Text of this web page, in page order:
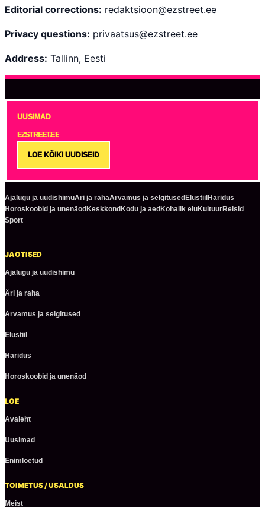
Editorial corrections: redaktsioon@ezstreet.ee
Privacy questions: privaatsus@ezstreet.ee
Address: Tallinn, Eesti
UUSIMAD
EZSTREET.EE
LOE KÕIKI UUDISEID
Ajalugu ja uudishimuÄri ja rahaArvamus ja selgitused Elustiil Haridus
Horoskoobid ja unenäod Keskkond Kodu ja aed Kohalik eluKultuurReisid
Sport
JAOTISED
Ajalugu ja uudishimu
Äri ja raha
Arvamus ja selgitused
Elustiil
Haridus
Horoskoobid ja unenäod
LOE
Avaleht
Uusimad
Enimloetud
TOIMETUS / USALDUS
Meist